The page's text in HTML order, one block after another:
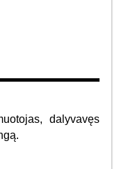
dalyvavęs